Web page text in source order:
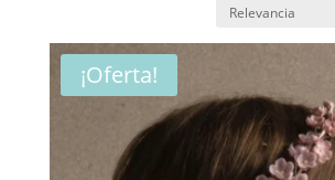
¡Oferta!